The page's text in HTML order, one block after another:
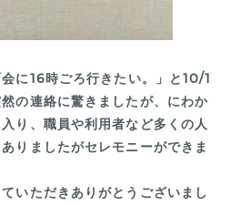
会に16時ごろ行きたい。」と10/1
の連絡に驚きましたが、にわか
り、職員や利用者など多くの人
りましたがセレモニーができま
いただきありがとうございまし